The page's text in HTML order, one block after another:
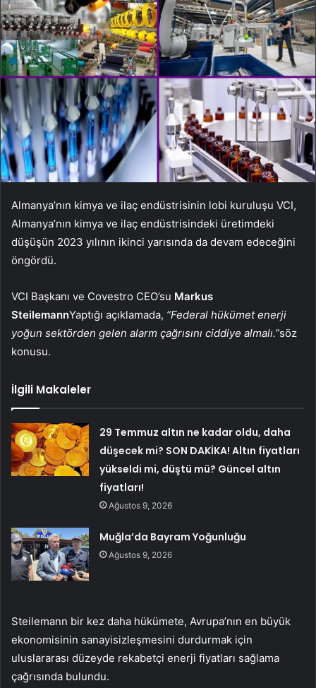
Almanya’nın kimya ve ilaç endüstrisinin lobi kuruluşu VCI,
Almanya’nın kimya ve ilaç endüstrisindeki üretimdeki
düşüşün 2023 yılının ikinci yarısında da devam edeceğini
öngördü.
VCI Başkanı ve Covestro CEO’su Markus
SteilemannYaptığı açıklamada, “Federal hükümet enerji
yoğun sektörden gelen alarm çağrısını ciddiye almalı.”söz
konusu.
İlgili Makaleler
29 Temmuz altın ne kadar oldu, daha
düşecek mi? SON DAKİKA! Altın fiyatları
yükseldi mi, düştü mü? Güncel altın
fiyatları!
Ağustos 9, 2026
Muğla’da Bayram Yoğunluğu
Ağustos 9, 2026
Steilemann bir kez daha hükümete, Avrupa’nın en büyük
ekonomisinin sanayisizleşmesini durdurmak için
uluslararası düzeyde rekabetçi enerji fiyatları sağlama
çağrısında bulundu.